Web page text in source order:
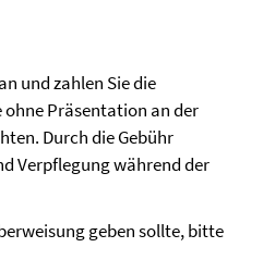
und zahlen Sie die
ohne Präsentation an der
Durch die Gebühr
Verpflegung während der
geben sollte, bitte